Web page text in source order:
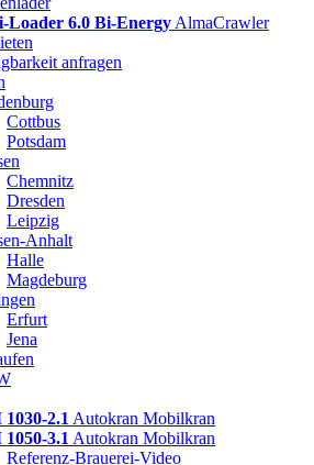
Loader 6.0 Bi-Energy AlmaCrawler
anfragen
Cottbus
Potsdam
Chemnitz
Dresden
Leipzig
Anhalt
Halle
Magdeburg
Erfurt
Jena
2.1 Autokran Mobilkran
3.1 Autokran Mobilkran
Referenz-Brauerei-Video